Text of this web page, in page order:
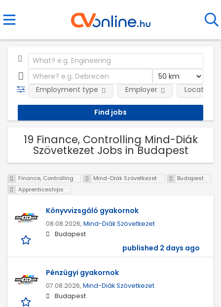
Employment type Employer Location
19 Finance, Controlling Mind-Diák
Szövetkezet Jobs in Budapest
Finance, Controlling Mind-Diák Szövetkezet
Budapest
Apprenticeships
Könyvvizsgáló gyakornok
08.08.2026, Mind-Diák Szövetkezet
Budapest
published 2 days ago
Pénzügyi gyakornok
07.08.2026, Mind-Diák Szövetkezet
Budapest